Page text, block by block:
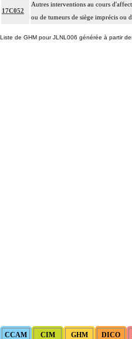
17C052
Autres interventions au cours
ou de tumeurs de siège imprécis ou
Liste de GHM pour JLNL006 générée à partir